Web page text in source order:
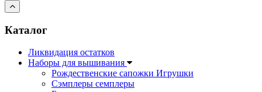
Каталог
Ликвидация остатков
Наборы для вышивания
Рождественские сапожки Игрушки
Сэмплеры семплеры